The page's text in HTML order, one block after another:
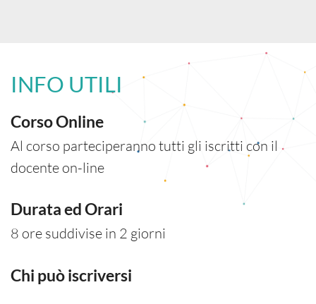
INFO UTILI
Corso Online
Al corso parteciperanno tutti gli iscritti con il
docente on-line
Durata ed Orari
8 ore suddivise in 2 giorni
Chi può iscriversi